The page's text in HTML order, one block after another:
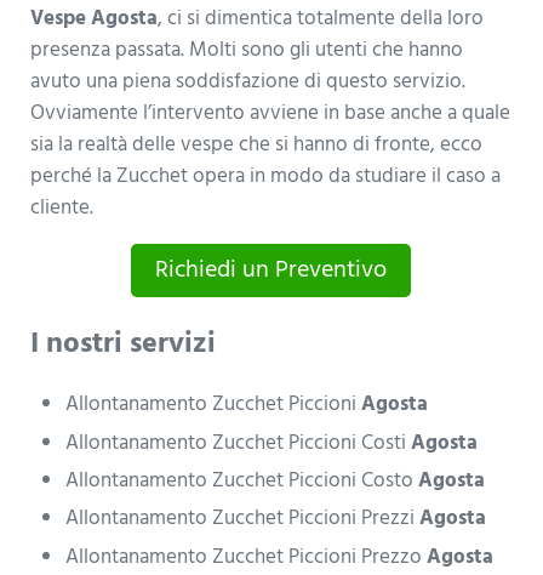
Vespe Agosta, ci si dimentica totalmente della loro
presenza passata. Molti sono gli utenti che hanno
avuto una piena soddisfazione di questo servizio.
Ovviamente l’intervento avviene in base anche a quale
sia la realtà delle vespe che si hanno di fronte, ecco
perché la Zucchet opera in modo da studiare il caso a
cliente.
Richiedi un Preventivo
I nostri servizi
Allontanamento Zucchet PiccioniAgosta
Allontanamento Zucchet Piccioni CostiAgosta
Allontanamento Zucchet Piccioni CostoAgosta
Allontanamento Zucchet Piccioni PrezziAgosta
Allontanamento Zucchet Piccioni PrezzoAgosta